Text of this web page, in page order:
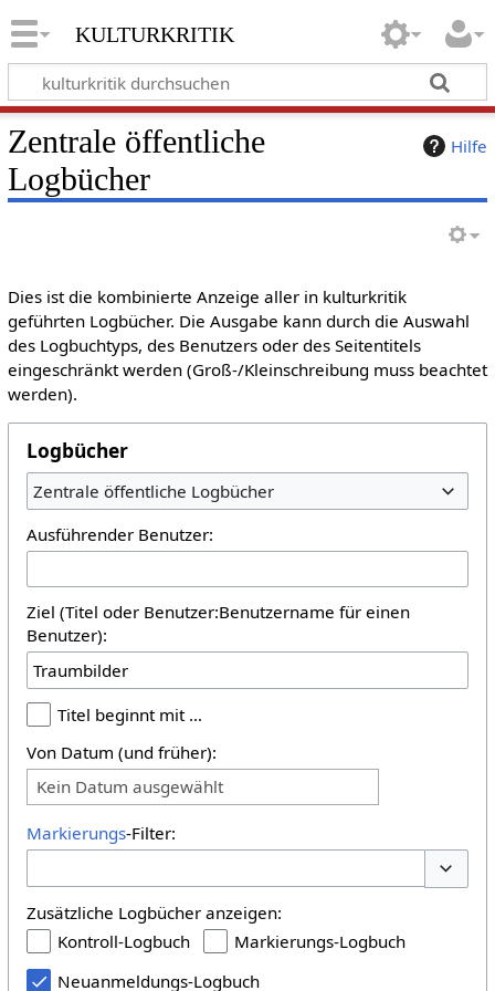
kulturkritik
Hilfe
Zentrale öffentliche
Logbücher
Dies ist die kombinierte Anzeige aller in kulturkritik
geführten Logbücher. Die Ausgabe kann durch die Auswahl
des Logbuchtyps, des Benutzers oder des Seitentitels
eingeschränkt werden (Groß-/Kleinschreibung muss beachtet
werden).
Logbücher
Zentrale öffentliche Logbücher
Ausführender Benutzer:
Ziel (Titel oder Benutzer:Benutzername für einen
Benutzer):
Titel beginnt mit …
Von Datum (und früher):
Kein Datum ausgewählt
Markierungs-Filter:
Zusätzliche Logbücher anzeigen:
Kontroll-Logbuch
Markierungs-Logbuch
Neuanmeldungs-Logbuch